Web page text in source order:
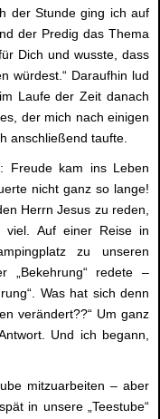
der Stunde ging ich auf
der Predig das Thema
Dich und wusste, dass
würdest.“ Daraufhin lud
Laufe der Zeit danach
der mich nach einigen
anschließend taufte.
Freude kam ins Leben
nicht ganz so lange!
Herrn Jesus zu reden,
Auf einer Reise in
zu unseren
„Bekehrung“ redete –
Was hat sich denn
verändert??“ Um ganz
Und ich begann,
mitzuarbeiten – aber
in unsere „Teestube“